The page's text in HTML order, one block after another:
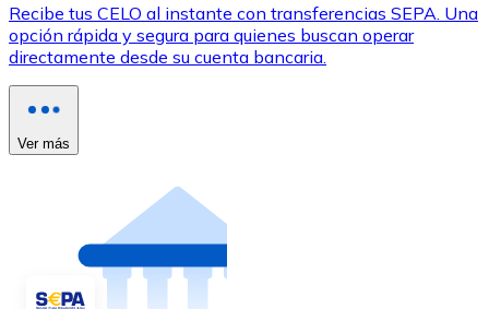
Recibe tus CELO al instante con transferencias SEPA. Una
opción rápida y segura para quienes buscan operar
directamente desde su cuenta bancaria.
Ver más